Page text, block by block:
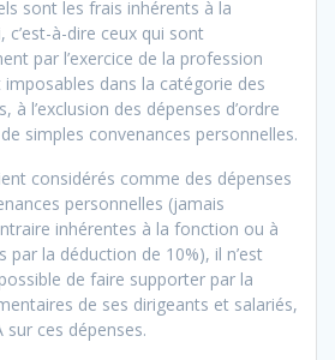
sont les frais inhérents à la
c’est-à-dire ceux qui sont
par l’exercice de la profession
dans la catégorie des
à l’exclusion des dépenses d’ordre
simples convenances personnelles.
considérés comme des dépenses
personnelles (jamais
inhérentes à la fonction ou à
par la déduction de 10%), il n’est
de faire supporter par la
de ses dirigeants et salariés,
sur ces dépenses.